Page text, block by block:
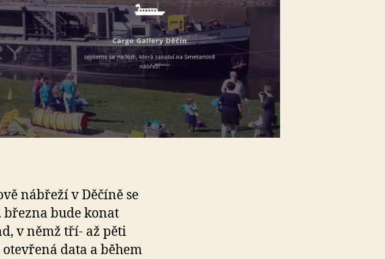
nábřeží v Děčíně se
března bude konat
v němž tří- až pěti
data a během